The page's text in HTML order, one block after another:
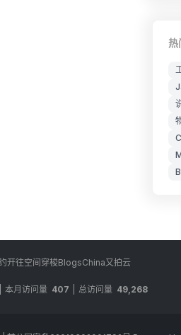
开往空间穿梭BlogsChina又拍云
本月访问量 407 总访问量 49,268